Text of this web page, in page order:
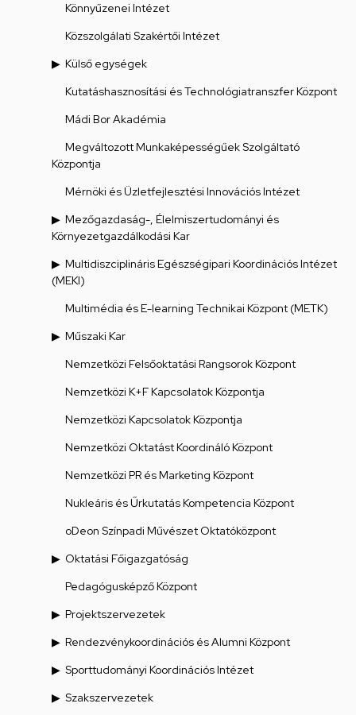
Könnyűzenei Intézet
Közszolgálati Szakértői Intézet
Külső egységek
Kutatáshasznosítási és Technológiatranszfer Központ
Mádi Bor Akadémia
Megváltozott Munkaképességűek Szolgáltató
Központja
Mérnöki és Üzletfejlesztési Innovációs Intézet
Mezőgazdaság-, Élelmiszertudományi és
Környezetgazdálkodási Kar
Multidiszciplináris Egészségipari Koordinációs Intézet
(MEKI)
Multimédia és E-learning Technikai Központ (METK)
Műszaki Kar
Nemzetközi Felsőoktatási Rangsorok Központ
Nemzetközi K+F Kapcsolatok Központja
Nemzetközi Kapcsolatok Központja
Nemzetközi Oktatást Koordináló Központ
Nemzetközi PR és Marketing Központ
Nukleáris és Űrkutatás Kompetencia Központ
oDeon Színpadi Művészet Oktatóközpont
Oktatási Főigazgatóság
Pedagógusképző Központ
Projektszervezetek
Rendezvénykoordinációs és Alumni Központ
Sporttudományi Koordinációs Intézet
Szakszervezetek